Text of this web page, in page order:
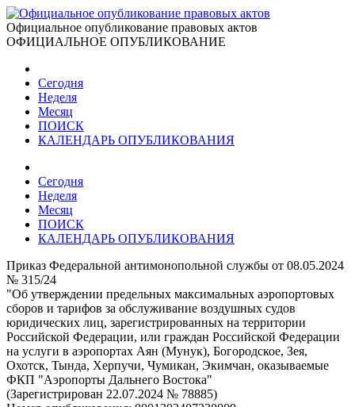
Официальное опубликование правовых актов
ОФИЦИАЛЬНОЕ ОПУБЛИКОВАНИЕ
Сегодня
Неделя
Месяц
ПОИСК
КАЛЕНДАРЬ ОПУБЛИКОВАНИЯ
Сегодня
Неделя
Месяц
ПОИСК
КАЛЕНДАРЬ ОПУБЛИКОВАНИЯ
Приказ Федеральной антимонопольной службы от 08.05.2024
№ 315/24
"Об утверждении предельных максимальных аэропортовых
сборов и тарифов за обслуживание воздушных судов
юридических лиц, зарегистрированных на территории
Российской Федерации, или граждан Российской Федерации
на услуги в аэропортах Аян (Мунук), Богородское, Зея,
Охотск, Тында, Херпучи, Чумикан, Экимчан, оказываемые
ФКП "Аэропорты Дальнего Востока"
(Зарегистрирован 22.07.2024 № 78885)